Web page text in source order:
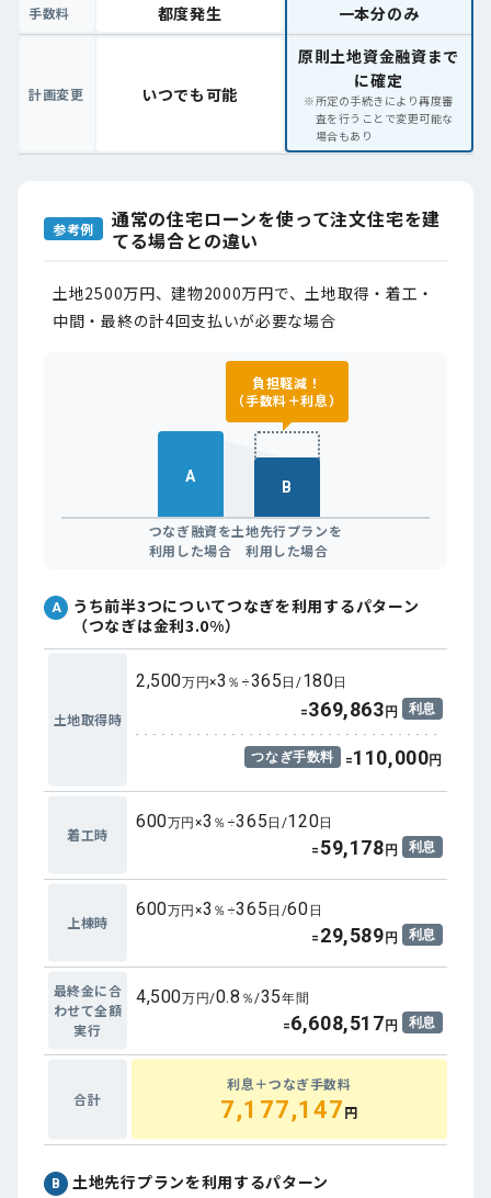
手数料 都度発生 一本分のみ
計画変更 いつでも可能
原則土地資金融資まで
に確定
※所定の手続きにより再度審
査を行うことで変更可能な
場合もあり
参考例
通常の住宅ローンを使って注文住宅を建
てる場合との違い
土地2500万円、建物2000万円で、土地取得・着工・
中間・最終の計4回支払いが必要な場合
A
つなぎ融資を
利用した場合
負担軽減！
（手数料＋利息）
B
土地先行プランを
利用した場合
A
うち前半3つについてつなぎを利用するパターン
（つなぎは金利3.0%）
土地取得時
2,500万円×3 ％÷365 日/180日
=369,863円 利息
つなぎ手数料 =110,000円
着工時
600万円×3 ％÷365 日/120日
= 59,178円 利息
上棟時
600万円×3 ％÷365 日/60 日
= 29,589円 利息
最終金に合
わせて全額
実行
4,500万円/0.8 ％/35年間
=6,608,517円 利息
合計
利息＋つなぎ手数料
7,177,147円
B 土地先行プランを利用するパターン